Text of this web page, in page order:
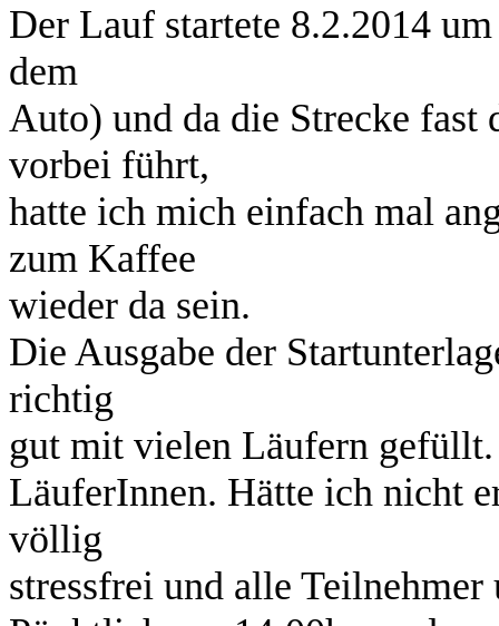
Der Lauf startete 8.2.2014
dem
Auto) und da die Strecke fast
vorbei führt,
hatte ich mich einfach mal
zum Kaffee
wieder da sein.
Die Ausgabe der
richtig
gut mit vielen Läufern gefüllt.
LäuferInnen. Hätte ich nicht
völlig
stressfrei und alle